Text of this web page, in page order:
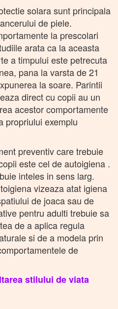
solara sunt principala
de piele.
la prescolari
arata ca la aceasta
a timpului este petrecuta
pana la varsta de 21
la soare. Parintii
direct cu copii au un
acestor comportamente
propriului exemplu
preventiv care trebuie
este cel de autoigiena .
inteles in sens larg.
vizeaza atat igiena
de joaca sau de
pentru adulti trebuie sa
de a aplica regula
si de a modela prin
de
stilului de viata